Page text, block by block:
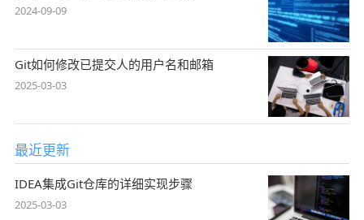
2024-09-09
Git如何修改已提交人的用户名和邮箱
2025-03-03
最近更新
IDEA集成Git仓库的详细实现步骤
2025-03-03